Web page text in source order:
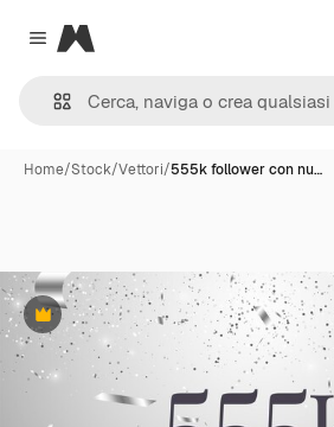
Close menu
Magnific
Home/Stock/Vettori/555k follower con nu…
Premium